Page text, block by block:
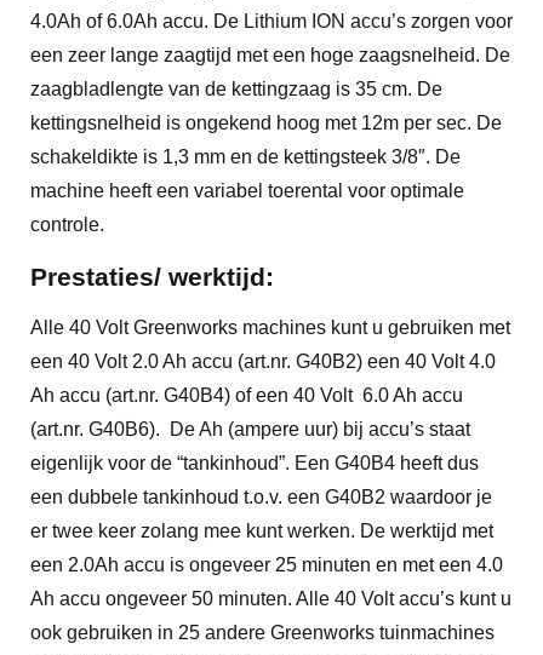
4.0Ah of 6.0Ah accu. De Lithium ION accu’s zorgen voor
een zeer lange zaagtijd met een hoge zaagsnelheid. De
zaagbladlengte van de kettingzaag is 35 cm. De
kettingsnelheid is ongekend hoog met 12m per sec. De
schakeldikte is 1,3 mm en de kettingsteek 3/8″. De
machine heeft een variabel toerental voor optimale
controle.
Prestaties/ werktijd:
Alle 40 Volt Greenworks machines kunt u gebruiken met
een 40 Volt 2.0 Ah accu (art.nr. G40B2) een 40 Volt 4.0
Ah accu (art.nr. G40B4) of een 40 Volt 6.0 Ah accu
(art.nr. G40B6). De Ah (ampere uur) bij accu’s staat
eigenlijk voor de “tankinhoud”. Een G40B4 heeft dus
een dubbele tankinhoud t.o.v. een G40B2 waardoor je
er twee keer zolang mee kunt werken. De werktijd met
een 2.0Ah accu is ongeveer 25 minuten en met een 4.0
Ah accu ongeveer 50 minuten. Alle 40 Volt accu’s kunt u
ook gebruiken in 25 andere Greenworks tuinmachines